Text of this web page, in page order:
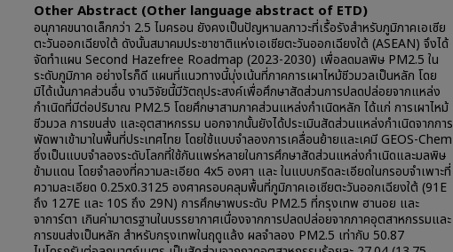
Other Abstract (Other language abstract of ETD)
อนุภาคขนาดเล็กกว่า 2.5 ไมครอน ยังคงเป็นปัญหามลภาวะที่เรื้อรังสำหรับภูมิภาคเอเซีย
ตะวันออกเฉียงใต้ ดังนั้นสมาคมประชาชาติแห่งเอเชียตะวันออกเฉียงใต้ (ASEAN) จึงได้
จัดทำแผน Second Hazefree Roadmap (2023-2030) เพื่อลดมลพิษ PM2.5 ใน
ระดับภูมิภาค อย่างไรก็ดี แผนที่แนวทางนี้มุ่งเน้นที่ภาคการเผาไหม้ชีวมวลเป็นหลัก โดย
มิได้เน้นภาคส่วนอื่น งานวิจัยนี้มีวัตถุประสงค์เพื่อศึกษาสัดส่วนการปลดปล่อยจากแหล่ง
กำเนิดที่มีต่อปริมาณ PM2.5 โดยศึกษาสามภาคส่วนแหล่งกำเนิดหลัก ได้แก่ การเผาไหม้
ชีวมวล การขนส่ง และอุตสาหกรรม นอกจากนั้นยังได้ประเมินสัดส่วนแหล่งกำเนิดจากการ
พัดพาเข้ามาในพื้นที่ประเทศไทย โดยใช้แบบจำลองการเคลื่อนย้ายและเคมี GEOS-Chem
ซึ่งเป็นแบบจำลองระดับโลกที่ใช้กันแพร่หลายในการศึกษาสัดส่วนแหล่งกำเนิดและมลพิษ
ข้ามแดน โดยจำลองที่ความละเอียด 4x5 องศา และ ในแบบกริดละเอียดในกรอบจำเพาะที่
ความละเอียด 0.25x0.3125 องศาครอบคลุมพื้นที่ภูมิภาคเอเซียตะวันออกเฉียงใต้ (91E
ถึง 127E และ 10S ถึง 29N) การศึกษาพบระดับ PM2.5 ที่กรุงเทพ ฮานอย และ
จาการ์ตา เกินค่ามาตรฐานในบรรยากาศเนื่องจากการปลดปล่อยจากภาคอุตสาหกรรมและ
การขนส่งเป็นหลัก สำหรับกรุงเทพในฤดูแล้ง ผลจำลอง PM2.5 เท่ากับ 50.87